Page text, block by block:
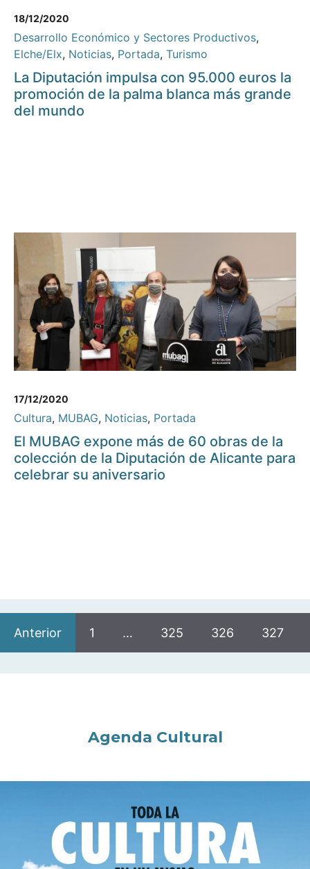
18/12/2020
Desarrollo Económico y Sectores Productivos,
Elche/Elx, Noticias, Portada, Turismo
La Diputación impulsa con 95.000 euros la
promoción de la palma blanca más grande
del mundo
17/12/2020
Cultura, MUBAG, Noticias, Portada
El MUBAG expone más de 60 obras de la
colección de la Diputación de Alicante para
celebrar su aniversario
Anterior 1 … 325 326 327
Agenda Cultural